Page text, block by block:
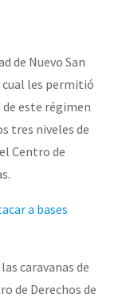
de Nuevo San
cual les permitió
este régimen
tres niveles de
Centro de
a bases
caravanas de
de Derechos de